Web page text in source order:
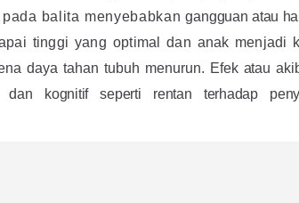
balita menyebabkangangguan atau
tinggi yang optimaldan anak menjadi
daya tahan tubuh menurun. Efek atau
dan kognitif seperti rentan terhadap